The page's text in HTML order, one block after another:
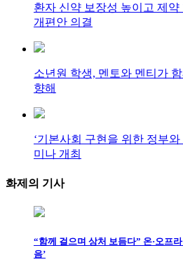
환자 신약 보장성 높이고 제
개편안 의결
소년원 학생, 멘토와 멘티가
향해
‘기본사회 구현을 위한 정부
미나 개최
화제의 기사
“함께 걸으며 상처 보듬다” 온·오프
음’